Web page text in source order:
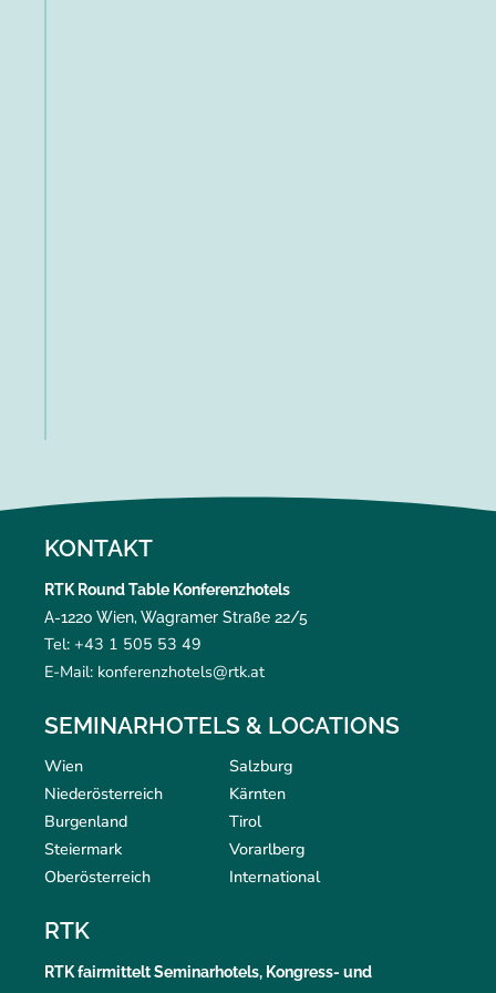
KONTAKT
RTK Round Table Konferenzhotels
A-1220 Wien, Wagramer Straße 22/5
Tel: +43 1 505 53 49
E-Mail: konferenzhotels@rtk.at
SEMINARHOTELS & LOCATIONS
Wien
Niederösterreich
Burgenland
Steiermark
Oberösterreich
Salzburg
Kärnten
Tirol
Vorarlberg
International
RTK
RTKfairmitteltSeminarhotels, Kongress- und